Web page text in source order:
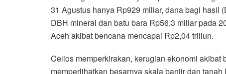
31 Agustus hanya Rp929 miliar, dana bagi hasil
DBH mineral dan batu bara Rp56,3 miliar pada
Aceh akibat bencana mencapai Rp2,04 triliun.
Celios memperkirakan, kerugian ekonomi
memperlihatkan besarnya skala banjir dan